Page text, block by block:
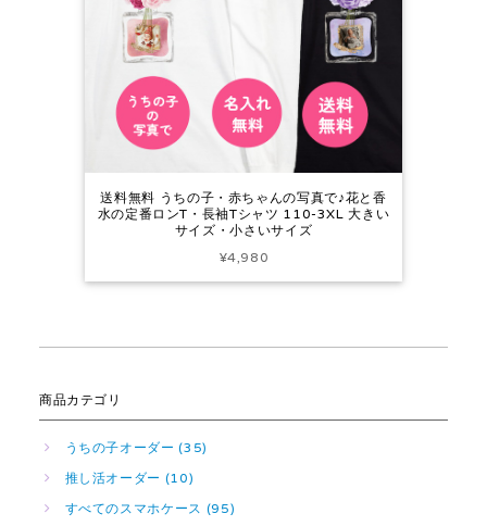
送料無料 うちの子・赤ちゃんの写真で♪花と香
水の定番ロンT・長袖Tシャツ 110-3XL 大きい
サイズ・小さいサイズ
¥4,980
商品カテゴリ
うちの子オーダー (35)
推し活オーダー (10)
すべてのスマホケース (95)